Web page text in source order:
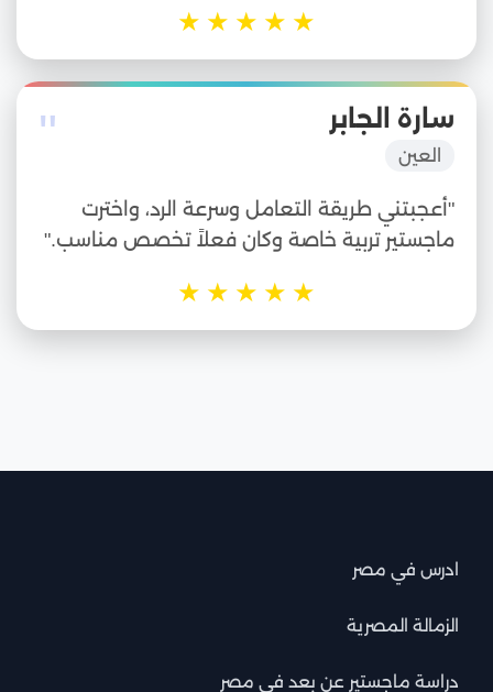
★
★
★
★
★
" سارة الجابر
العين
"أعجبتني طريقة التعامل وسرعة الرد، واخترت
ماجستير تربية خاصة وكان فعلاً تخصص مناسب."
★
★
★
★
★
ادرس في مصر
الزمالة المصرية
دراسة ماجستير عن بعد في مصر